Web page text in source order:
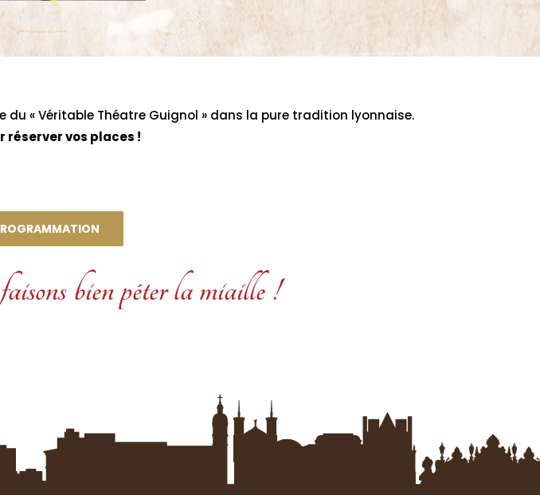
du « Véritable Théatre Guignol » dans la pure tradition lyonnaise.
réserver vos places !
bien péter la miaille !